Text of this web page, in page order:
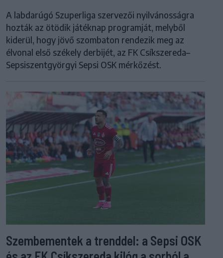
A labdarúgó Szuperliga szervezői nyilvánosságra
hozták az ötödik játéknap programját, melyből
kiderül, hogy jövő szombaton rendezik meg az
élvonal első székely derbijét, az FK Csíkszereda–
Sepsiszentgyörgyi Sepsi OSK mérkőzést.
Szembementek a trenddel: a Sepsi OSK